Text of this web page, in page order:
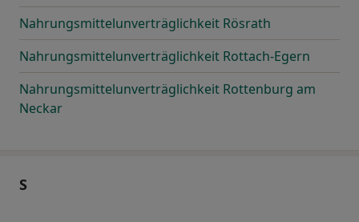
Nahrungsmittelunverträglichkeit Rösrath
Nahrungsmittelunverträglichkeit Rottach-Egern
Nahrungsmittelunverträglichkeit Rottenburg am
Neckar
S